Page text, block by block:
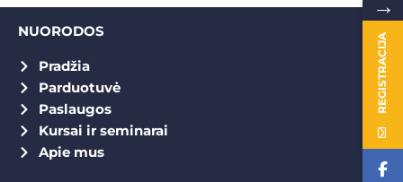
NUORODOS
Pradžia
Parduotuvė
Paslaugos
Kursai ir seminarai
Apie mus
→
REGISTRACIJA